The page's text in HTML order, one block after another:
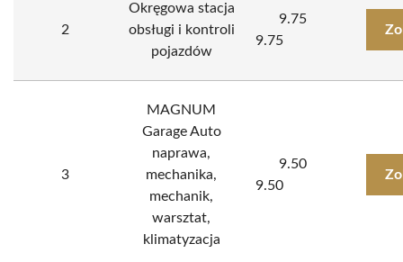
2
Okręgowa stacja
obsługi i kontroli
pojazdów
9.75
9.75
3
MAGNUM
Garage Auto
naprawa,
mechanika,
mechanik,
warsztat,
klimatyzacja
9.50
9.50